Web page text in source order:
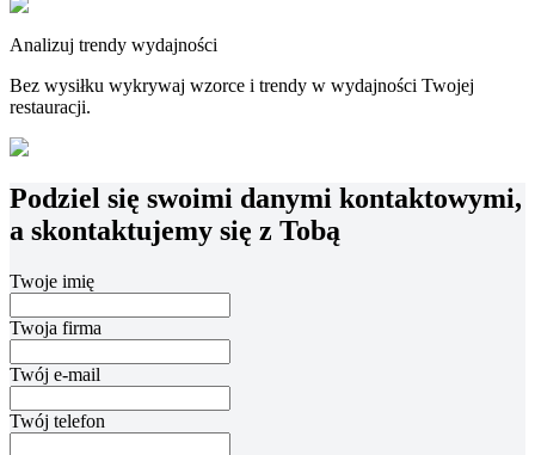
Analizuj trendy wydajności
Bez wysiłku wykrywaj wzorce i trendy w wydajności Twojej
restauracji.
Podziel się swoimi danymi kontaktowymi,
a skontaktujemy się z Tobą
Twoje imię
Twoja firma
Twój e-mail
Twój telefon